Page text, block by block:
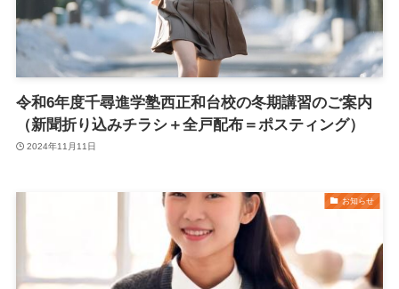
令和6年度千尋進学塾西正和台校の冬期講習のご案内
（新聞折り込みチラシ＋全戸配布＝ポスティング）
2024年11月11日
お知らせ